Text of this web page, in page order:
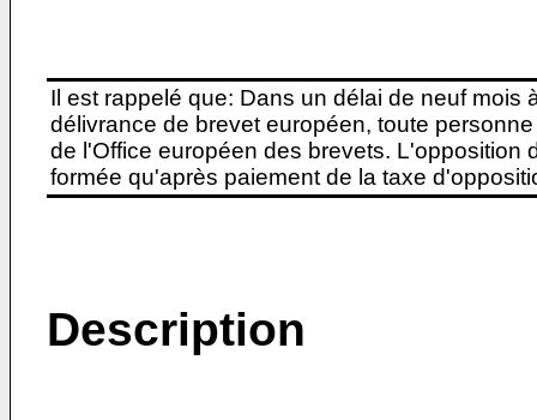
Il est rappelé que: Dans un délai de neuf
délivrance de brevet européen, toute
de l'Office européen des brevets. L'opposition
formée qu'après paiement de la taxe
Description